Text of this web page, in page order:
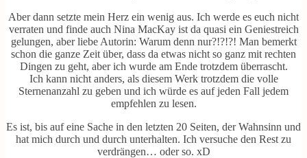
Aber dann setzte mein Herz ein wenig aus. Ich werde es euch nicht
verraten und finde auch Nina MacKay ist da quasi ein Geniestreich
gelungen, aber liebe Autorin: Warum denn nur?!?!?! Man bemerkt
schon die ganze Zeit über, dass da etwas nicht so ganz mit rechten
Dingen zu geht, aber ich wurde am Ende trotzdem überrascht.
Ich kann nicht anders, als diesem Werk trotzdem die volle
Sternenanzahl zu geben und ich würde es auf jeden Fall jedem
empfehlen zu lesen.
Es ist, bis auf eine Sache in den letzten 20 Seiten, der Wahnsinn und
hat mich durch und durch unterhalten. Ich versuche den Rest zu
verdrängen… oder so. xD